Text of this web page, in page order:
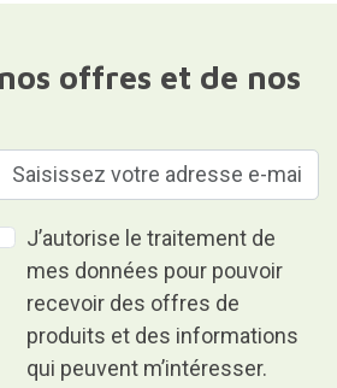
offres et de nos
J’autorise le traitement de
mes données pour pouvoir
recevoir des offres de
produits et des informations
qui peuvent m’intéresser.